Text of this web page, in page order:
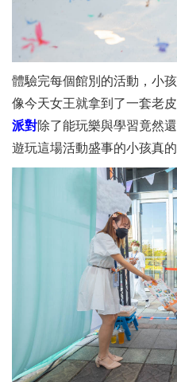
體驗完每個館別的活動，小
像今天女王就拿到了一套老
派對除了能玩樂與學習竟然
遊玩這場活動盛事的小孩真